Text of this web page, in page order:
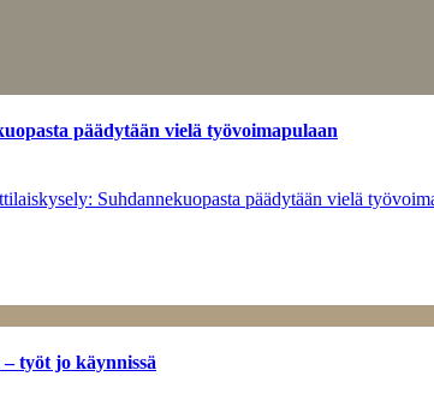
päädytään vielä työvoimapulaan
Suhdannekuopasta päädytään vielä
työt jo käynnissä